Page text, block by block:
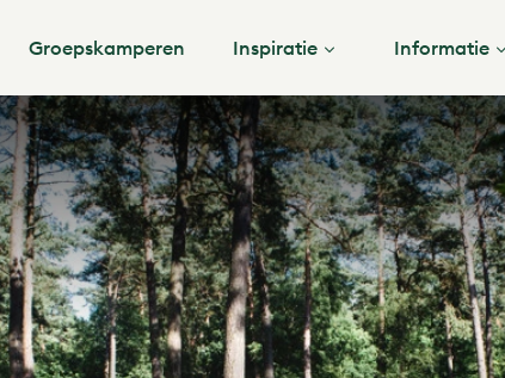
Groepskamperen Inspiratie Informatie